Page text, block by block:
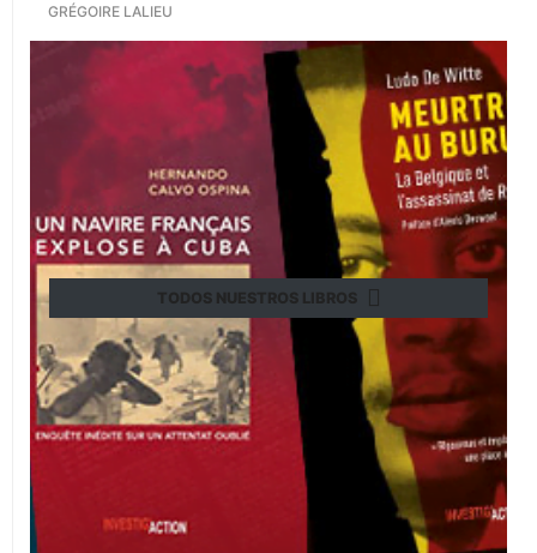
GRÉGOIRE LALIEU
TODOS NUESTROS LIBROS